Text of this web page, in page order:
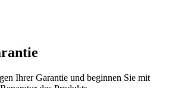
Ihrer Garantie und beginnen Sie mit